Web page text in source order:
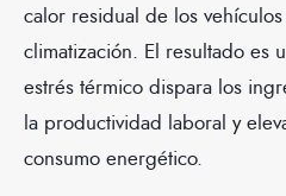
calor residual de los
climatización. El resultado es
estrés térmico dispara los
la productividad laboral y
consumo energético.